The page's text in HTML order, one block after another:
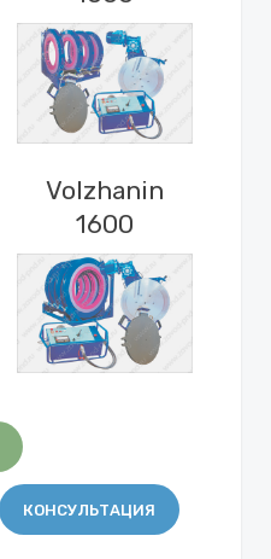
Volzhanin
1600
КОНСУЛЬТАЦИЯ